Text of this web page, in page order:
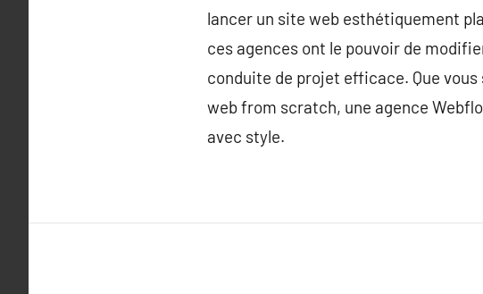
lancer un site web esthétiquement
ces agences ont le pouvoir de
conduite de projet efficace. Que
web from scratch, une agence
avec style.